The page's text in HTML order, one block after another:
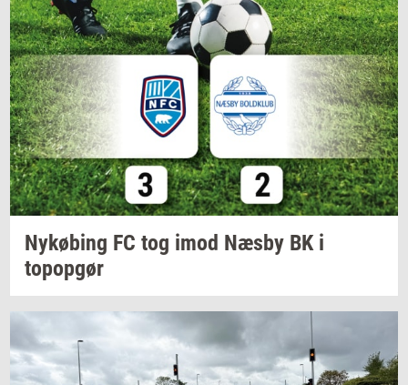
Ny­kø­bing FC tog imod Næsby BK i
topop­gør